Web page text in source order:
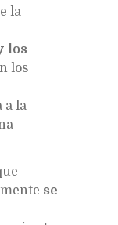
la
los
los
a la
–
se